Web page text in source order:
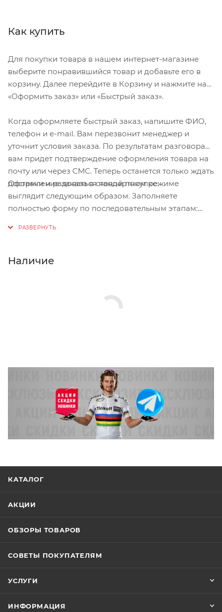
Как купить
Для покупки товара в нашем интернет-магазине
выберите понравившийся товар и добавьте его в
корзину. Далее перейдите в Корзину и нажмите на
«Оформить заказ» или «Быстрый заказ».
Когда оформляете быстрый заказ, напишите ФИО,
телефон и e-mail. Вам перезвонит менеджер и
уточнит условия заказа. По результатам разговора
вам придет подтверждение оформления товара на
почту или через СМС. Теперь останется только ждать
доставки и радоваться новой покупке.
Оформление заказа в стандартном режиме
выглядит следующим образом. Заполняете
полностью форму по последовательным этапам:
Нажмите кнопку «Оформить заказ».
Наличие
КАТАЛОГ
АКЦИИ
ОБЗОРЫ ТОВАРОВ
СОВЕТЫ ПОКУПАТЕЛЯМ
УСЛУГИ
ИНФОРМАЦИЯ